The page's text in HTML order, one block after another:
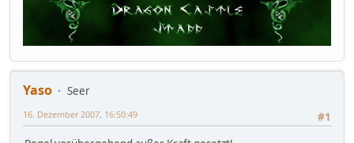
Yaso
Seer
#1
16. Dezember 2007, 16:50:49